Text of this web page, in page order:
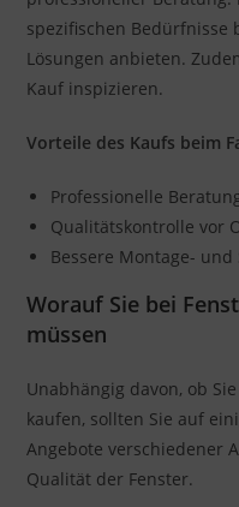
spezifischen Bedürfnisse
Lösungen anbieten.
Kauf inspizieren.
Vorteile des Kaufs beim
Professionelle
Qualitätskontrolle vor
Bessere Montage-
Worauf Sie bei
müssen
Unabhängig davon, ob
kaufen, sollten Sie auf
Angebote verschiedener
Qualität der Fenster.